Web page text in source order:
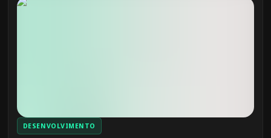
DESENVOLVIMENTO